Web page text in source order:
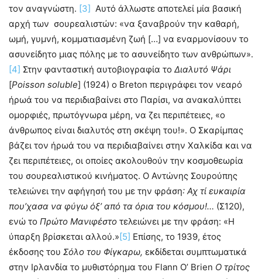
τον αναγνώστη. [3] Αυτό άλλωστε αποτελεί μία βασική
αρχή των σουρεαλιστών: «να ξαναβρούν την καθαρή,
ωμή, γυμνή, κομματιασμένη ζωή […] να εναρμονίσουν το
ασυνείδητο μιας πόλης με το ασυνείδητο των ανθρώπων».
[4] Στην φανταστική αυτοβιογραφία το Διαλυτό Ψάρι
[Poisson soluble] (1924) ο Breton περιγράφει τον νεαρό
ήρωά του να περιδιαβαίνει στο Παρίσι, να ανακαλύπτει
ομορφιές, πρωτόγνωρα μέρη, να ζει περιπέτειες, «ο
άνθρωπος είναι διαλυτός στη σκέψη του!». Ο Σκαρίμπας
βάζει τον ήρωά του να περιδιαβαίνει στην Χαλκίδα και να
ζει περιπέτειες, οι οποίες ακολουθούν την κοσμοθεωρία
του σουρεαλιστικού κινήματος. Ο Αντώνης Σουρούπης
τελειώνει την αφήγησή του με την φράση: Αχ τί ευκαιρία
που’χασα να φύγω όξ’ από τα όρια του κόσμου!… (Σ120),
ενώ το Πρώτο Μανιφέστο τελειώνει με την φράση: «Η
ύπαρξη βρίσκεται αλλού.» [5] Επίσης, το 1939, έτος
έκδοσης του Σόλο του Φίγκαρω, εκδίδεται συμπτωματικά
στην Ιρλανδία το μυθιστόρημα του Flann O’ Brien Ο τρίτος